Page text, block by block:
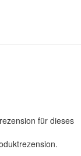
für dieses
.